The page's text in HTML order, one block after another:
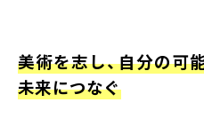
美術を志し、自分の可
未来につなぐ